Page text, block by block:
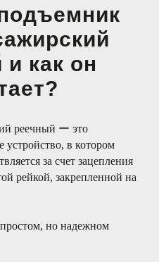
как он
реечный ー это
устройство, в котором
за счет зацепления
рейкой, закрепленной на
но надежном